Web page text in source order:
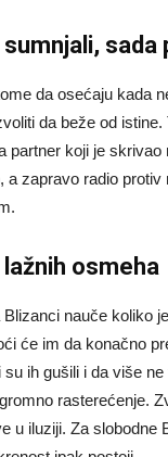
da osećaju kada
da beže od
partner koji je
a zapravo radio
osmeha
nauče koliko
će im da konačno
ih gušili i da više
rasterećenje.
u iluziji. Za slobodne